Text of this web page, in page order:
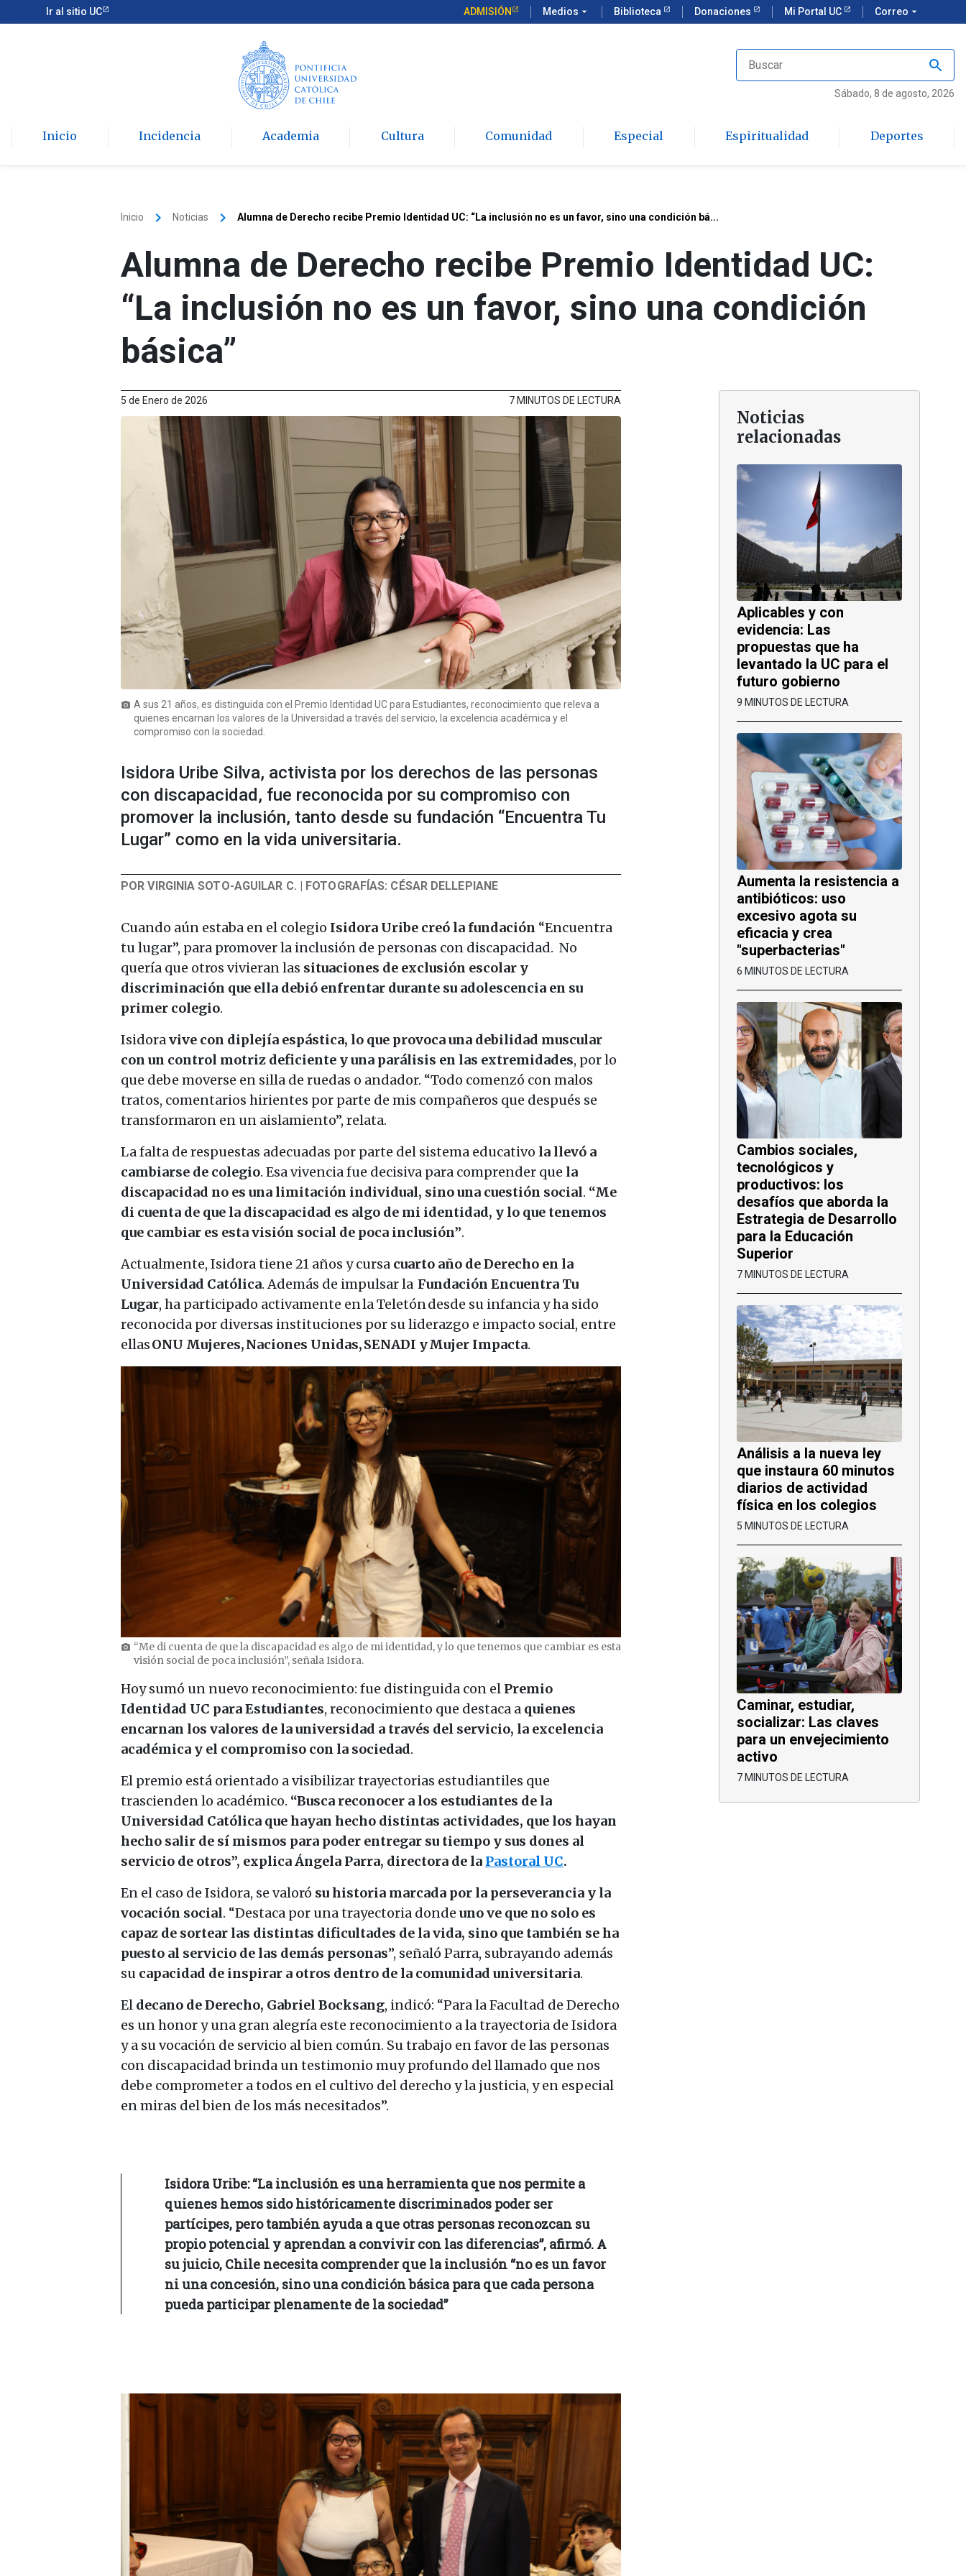
Ir al sitio UC ADMISIÓN Medios arrow_drop_down Biblioteca Donaciones Mi Portal UC Correo arrow_drop_down
Sábado, 8 de agosto, 2026
Inicio Incidencia Academia Cultura Comunidad Especial Espiritualidad Deportes
Inicio keyboard_arrow_right Noticias keyboard_arrow_right Alumna de Derecho recibe Premio Identidad UC: “La inclusión no es un favor, sino una condición bá...
Alumna de Derecho recibe Premio Identidad UC:
“La inclusión no es un favor, sino una condición
básica”
5 de Enero de 2026 7 MINUTOS DE LECTURA
photo_camera A sus 21 años, es distinguida con el Premio Identidad UC para Estudiantes, reconocimiento que releva a
quienes encarnan los valores de la Universidad a través del servicio, la excelencia académica y el
compromiso con la sociedad.
Isidora Uribe Silva, activista por los derechos de las personas
con discapacidad, fue reconocida por su compromiso con
promover la inclusión, tanto desde su fundación “Encuentra Tu
Lugar” como en la vida universitaria.
POR VIRGINIA SOTO-AGUILAR C. | FOTOGRAFÍAS: CÉSAR DELLEPIANE
Cuando aún estaba en el colegio Isidora Uribe creó la fundación “Encuentra
tu lugar”, para promover la inclusión de personas con discapacidad. No
quería que otros vivieran las situaciones de exclusión escolar y
discriminación que ella debió enfrentar durante su adolescencia en su
primer colegio.
Isidoravive con diplejía espástica, lo que provoca una debilidad muscular
con un control motriz deficiente y una parálisis en las extremidades, por lo
que debe moverse en silla de ruedas o andador. “Todo comenzó con malos
tratos, comentarios hirientes por parte de mis compañeros que después se
transformaron en un aislamiento”, relata.
La falta de respuestas adecuadas por parte del sistema educativo la llevó a
cambiarse de colegio. Esa vivencia fue decisiva para comprender que la
discapacidad no es una limitación individual, sino una cuestión social. “Me
di cuenta de que la discapacidad es algo de mi identidad, y lo que tenemos
que cambiar es esta visión social de poca inclusión”.
Actualmente, Isidora tiene 21 años y cursa cuarto año de Derecho en la
Universidad Católica. Además de impulsar la Fundación Encuentra Tu
Lugar, ha participado activamente en la Teletón desde su infancia y ha sido
reconocida por diversas instituciones por su liderazgo e impacto social, entre
ellasONU Mujeres, Naciones Unidas, SENADI y Mujer Impacta.
photo_camera “Me di cuenta de que la discapacidad es algo de mi identidad, y lo que tenemos que cambiar es esta
visión social de poca inclusión”, señala Isidora.
Hoy sumó un nuevo reconocimiento: fue distinguida con el Premio
Identidad UC para Estudiantes, reconocimiento que destaca a quienes
encarnan los valores de la universidad a través del servicio, la excelencia
académica y el compromiso con la sociedad.
El premio está orientado a visibilizar trayectorias estudiantiles que
trascienden lo académico. “Busca reconocer a los estudiantes de la
Universidad Católica que hayan hecho distintas actividades, que los hayan
hecho salir de sí mismos para poder entregar su tiempo y sus dones al
servicio de otros”, explica Ángela Parra, directora de la Pastoral UC.
En el caso de Isidora, se valoró su historia marcada por la perseverancia y la
vocación social. “Destaca por una trayectoria donde uno ve que no solo es
capaz de sortear las distintas dificultades de la vida, sino que también se ha
puesto al servicio de las demás personas”, señaló Parra, subrayando además
su capacidad de inspirar a otros dentro de la comunidad universitaria.
El decano de Derecho, Gabriel Bocksang, indicó: “Para la Facultad de Derecho
es un honor y una gran alegría este reconocimiento a la trayectoria de Isidora
y a su vocación de servicio al bien común. Su trabajo en favor de las personas
con discapacidad brinda un testimonio muy profundo del llamado que nos
debe comprometer a todos en el cultivo del derecho y la justicia, y en especial
en miras del bien de los más necesitados”.
Isidora Uribe: “La inclusión es una herramienta que nos permite a
quienes hemos sido históricamente discriminados poder ser
partícipes, pero también ayuda a que otras personas reconozcan su
propio potencial y aprendan a convivir con las diferencias”, afirmó. A
su juicio, Chile necesita comprender que la inclusión “no es un favor
ni una concesión, sino una condición básica para que cada persona
pueda participar plenamente de la sociedad”
Noticias
relacionadas
Aplicables y con
evidencia: Las
propuestas que ha
levantado la UC para el
futuro gobierno
9 MINUTOS DE LECTURA
Aumenta la resistencia a
antibióticos: uso
excesivo agota su
eficacia y crea
"superbacterias"
6 MINUTOS DE LECTURA
Cambios sociales,
tecnológicos y
productivos: los
desafíos que aborda la
Estrategia de Desarrollo
para la Educación
Superior
7 MINUTOS DE LECTURA
Análisis a la nueva ley
que instaura 60 minutos
diarios de actividad
física en los colegios
5 MINUTOS DE LECTURA
Caminar, estudiar,
socializar: Las claves
para un envejecimiento
activo
7 MINUTOS DE LECTURA